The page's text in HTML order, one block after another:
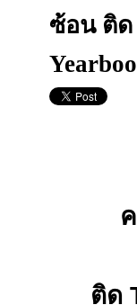
ซ้อน ติด
ติด